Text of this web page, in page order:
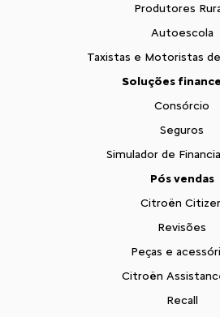
Produtores
Autoescola
Taxistas e Motoristas
Soluções
Consórcio
Seguros
Simulador de
Pós vendas
Citroën
Revisões
Peças e
Citroën
Recall